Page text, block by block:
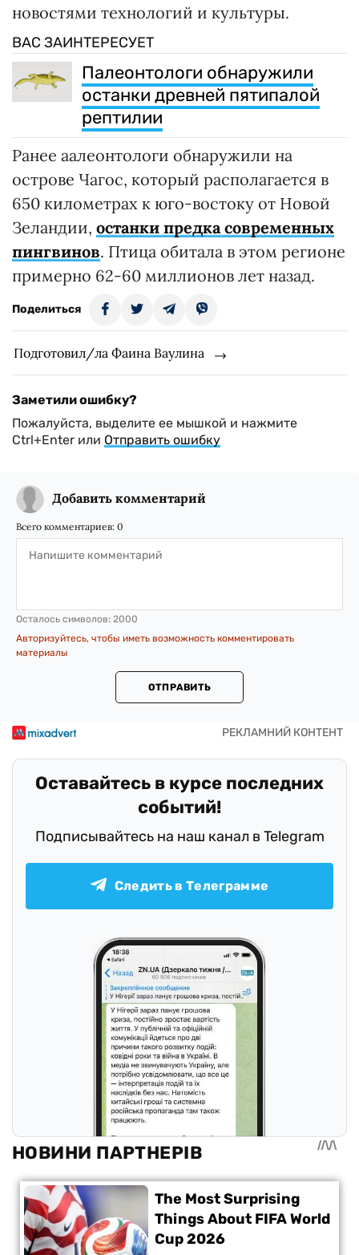
новостями технологий и культуры.
ВАС ЗАИНТЕРЕСУЕТ
Палеонтологи обнаружили
останки древней пятипалой
рептилии
Ранее аалеонтологи обнаружили на
острове Чагос, который располагается в
650 километрах к юго-востоку от Новой
Зеландии, останки предка современных
пингвинов. Птица обитала в этом регионе
примерно 62-60 миллионов лет назад.
Поделиться
Подготовил/ла Фаина Ваулина
Заметили ошибку?
Пожалуйста, выделите ее мышкой и нажмите
Ctrl+Enter или Отправить ошибку
Добавить комментарий
Всего комментариев: 0
Осталось символов: 2000
Авторизуйтесь, чтобы иметь возможность комментировать
материалы
ОТПРАВИТЬ
Оставайтесь в курсе последних
событий!
Подписывайтесь на наш канал в Telegram
Следить в Телеграмме